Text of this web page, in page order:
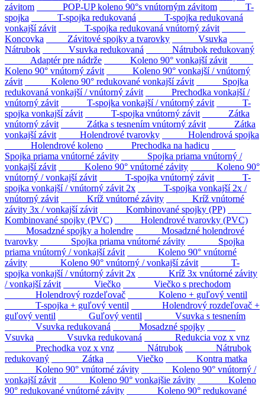
závitom
POP-UP koleno 90°s vnútorným závitom
T-
spojka
T-spojka redukovaná
T-spojka redukovaná
vonkajší závit
T-spojka redukovaná vnútorný závit
Koncovka
Závitové spojky a tvarovky
Vsuvka
Nátrubok
Vsuvka redukovaná
Nátrubok redukovaný
Adaptér pre nádrže
Koleno 90° vonkajší závit
Koleno 90° vnútorný závit
Koleno 90° vonkajší / vnútorný
závit
Koleno 90° redukované vonkajší závit
Spojka
redukovaná vonkajší / vnútorný závit
Prechodka vonkajší /
vnútorný závit
T-spojka vonkajší / vnútorný závit
T-
spojka vonkajší závit
T-spojka vnútorný závit
Zátka
vnútorný závit
Zátka s tesnením vnútorný závit
Zátka
vonkajší závit
Holendrové tvarovky
Holendrová spojka
Holendrové koleno
Prechodka na hadicu
Spojka priama vnútorné závity
Spojka priama vnútorný /
vonkajší závit
Koleno 90° vnútorné závity
Koleno 90°
vnútorný / vonkajší závit
T-spojka vnútorný závit
T-
spojka vonkajší / vnútorný závit 2x
T-spojka vonkajší 2x /
vnútorný závit
Kríž vnútorné závity
Kríž vnútorné
závity 3x / vonkajší závit
Kombinované spojky (PP)
Kombinované spojky (PVC)
Holendrové tvarovky (PVC)
Mosadzné spojky a holendre
Mosadzné holendrové
tvarovky
Spojka priama vnútorné závity
Spojka
priama vnútorný / vonkajší závit
Koleno 90° vnútorné
závity
Koleno 90° vnútorný / vonkajší závit
T-
spojka vonkajší / vnútorný závit 2x
Kríž 3x vnútorné závity
/ vonkajší závit
Viečko
Viečko s prechodom
Holendrový rozdeľovač
Koleno + guľový ventil
T-spojka + guľový ventil
Holendrový rozdeľovač +
guľový ventil
Guľový ventil
Vsuvka s tesnením
Vsuvka redukovaná
Mosadzné spojky
Vsuvka
Vsuvka redukovaná
Redukcia voz x vnz
Prechodka voz x vnz
Nátrubok
Nátrubok
redukovaný
Zátka Viečko
Kontra matka
Koleno 90° vnútorné závity
Koleno 90° vnútorný /
vonkajší závit
Koleno 90° vonkajšie závity
Koleno
90° redukované vnútorné závity
Koleno 90° redukované